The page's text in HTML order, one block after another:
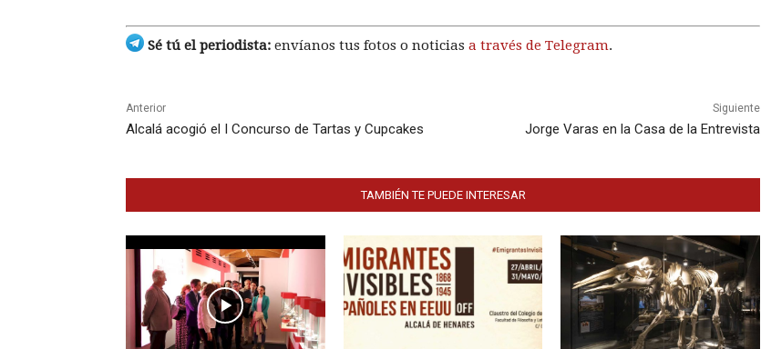
Sé tú el periodista: envíanos tus fotos o noticias a través de Telegram.
Anterior
Alcalá acogió el I Concurso de Tartas y Cupcakes
Siguiente
Jorge Varas en la Casa de la Entrevista
TAMBIÉN TE PUEDE INTERESAR